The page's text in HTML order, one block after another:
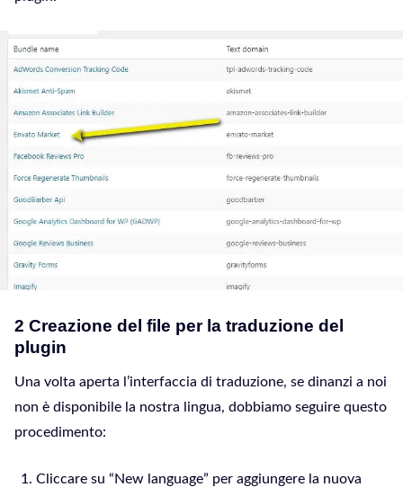
2 Creazione del file per la traduzione del
plugin
Una volta aperta l’interfaccia di traduzione, se dinanzi a noi
non è disponibile la nostra lingua, dobbiamo seguire questo
procedimento:
Cliccare su “New language” per aggiungere la nuova